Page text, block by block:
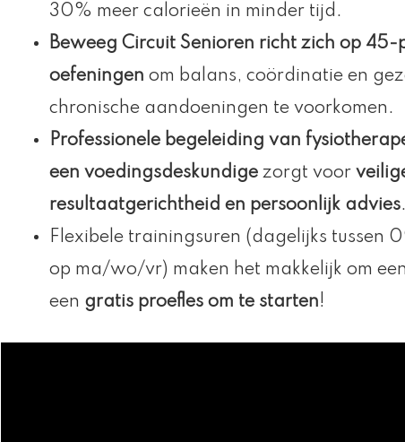
30% meer calorieën in minder tijd.
Beweeg Circuit Senioren richt zich op
oefeningen om balans, coördinatie en
chronische aandoeningen te voorkomen.
Professionele begeleiding van
een voedingsdeskundige zorgt voor
resultaatgerichtheid en persoonlijk advies.
Flexibele trainingsuren (dagelijks tussen
op ma/wo/vr) maken het makkelijk om
een gratis proefles om te starten!